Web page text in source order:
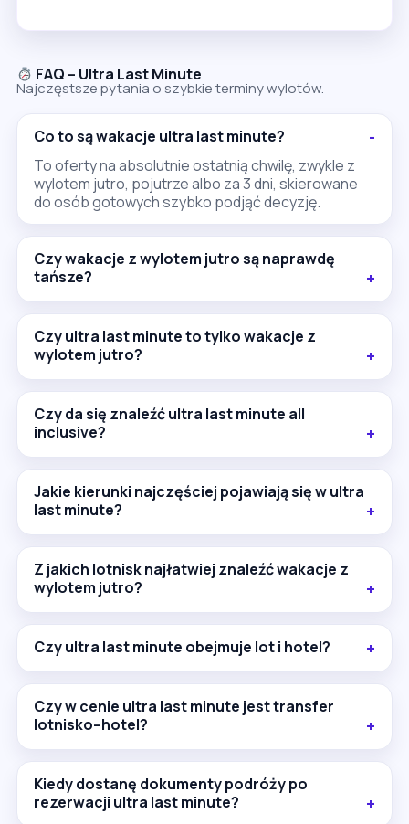
FAQ – Ultra Last Minute
Najczęstsze pytania o szybkie terminy wylotów.
Co to są wakacje ultra last minute?
To oferty na absolutnie ostatnią chwilę, zwykle z
wylotem jutro, pojutrze albo za 3 dni, skierowane
do osób gotowych szybko podjąć decyzję.
Czy wakacje z wylotem jutro są naprawdę
tańsze?
Czy ultra last minute to tylko wakacje z
wylotem jutro?
Czy da się znaleźć ultra last minute all
inclusive?
Jakie kierunki najczęściej pojawiają się w ultra
last minute?
Z jakich lotnisk najłatwiej znaleźć wakacje z
wylotem jutro?
Czy ultra last minute obejmuje lot i hotel?
Czy w cenie ultra last minute jest transfer
lotnisko–hotel?
Kiedy dostanę dokumenty podróży po
rezerwacji ultra last minute?